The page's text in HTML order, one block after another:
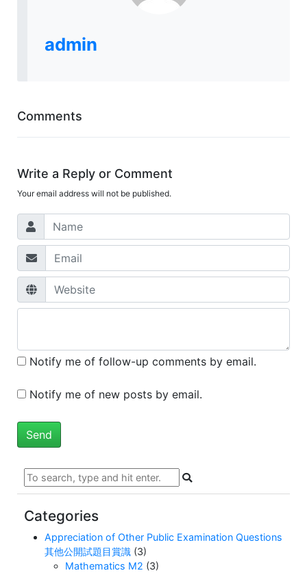
admin
Comments
Write a Reply or Comment
Your email address will not be published.
Notify me of follow-up comments by email.
Notify me of new posts by email.
Categories
Appreciation of Other Public Examination Questions
其他公開試題目賞識 (3)
Mathematics M2 (3)